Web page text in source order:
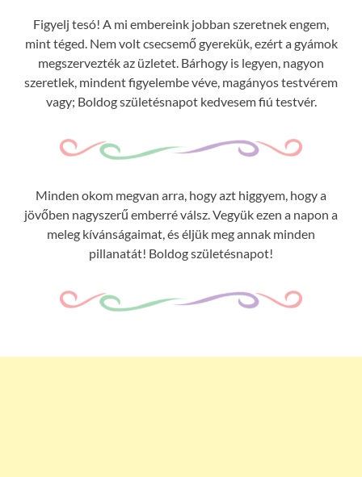
Figyelj tesó! A mi embereink jobban szeretnek engem,
mint téged. Nem volt csecsemő gyerekük, ezért a gyámok
megszervezték az üzletet. Bárhogy is legyen, nagyon
szeretlek, mindent figyelembe véve, magányos testvérem
vagy; Boldog születésnapot kedvesem fiú testvér.
Minden okom megvan arra, hogy azt higgyem, hogy a
jövőben nagyszerű emberré válsz. Vegyük ezen a napon a
meleg kívánságaimat, és éljük meg annak minden
pillanatát! Boldog születésnapot!